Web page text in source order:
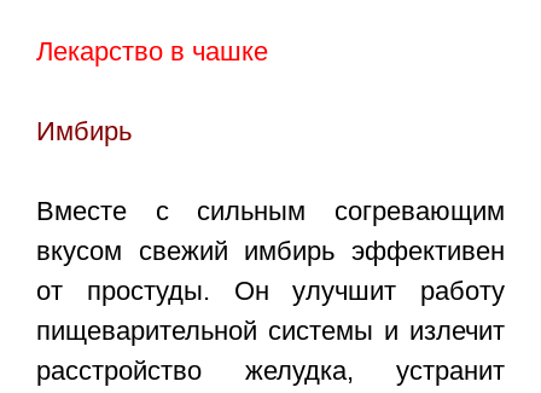
Лекарство в чашке
Имбирь
Вместе с сильным согревающим
вкусом свежий имбирь эффективен
от простуды. Он улучшит работу
пищеварительной системы и излечит
расстройство желудка, устранит